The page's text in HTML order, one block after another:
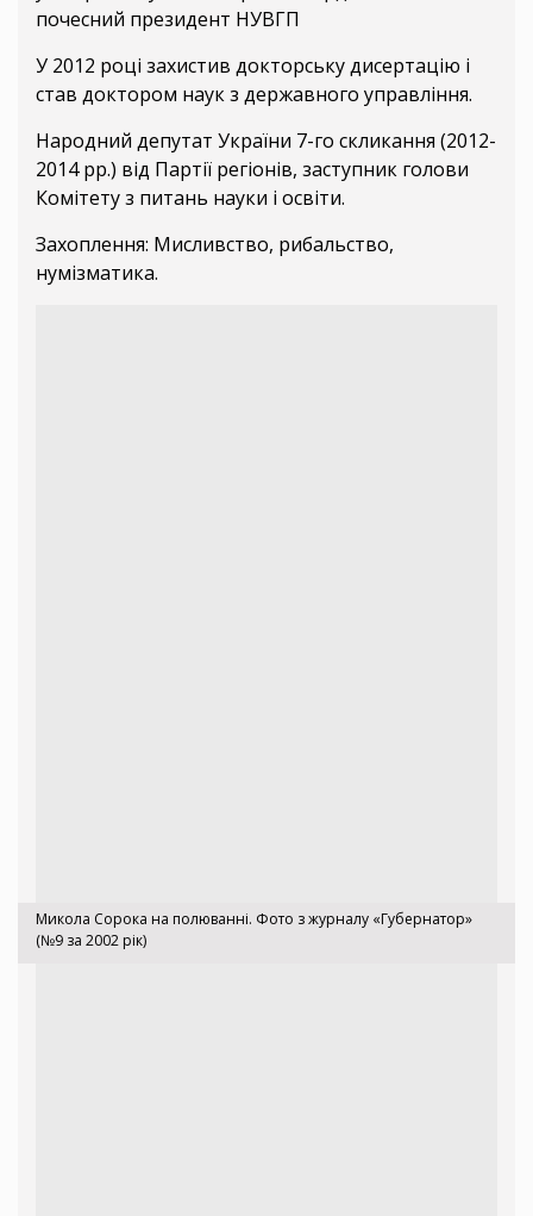
почесний президент НУВГП
У 2012 році захистив докторську дисертацію і
став доктором наук з державного управління.
Народний депутат України 7-го скликання (2012-
2014 рр.) від Партії регіонів, заступник голови
Комітету з питань науки і освіти.
Захоплення: Мисливство, рибальство,
нумізматика.
Микола Сорока на полюванні. Фото з журналу «Губернатор»
(№9 за 2002 рік)